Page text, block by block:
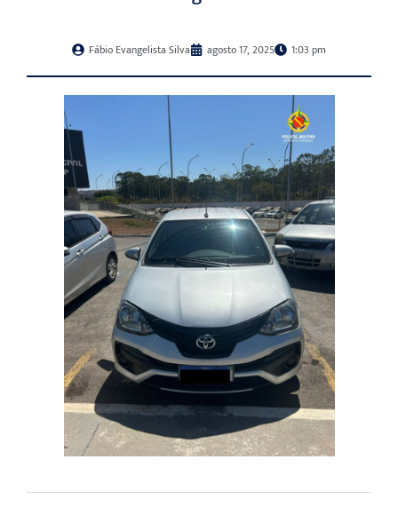
Fábio Evangelista Silva agosto 17, 2025 1:03 pm